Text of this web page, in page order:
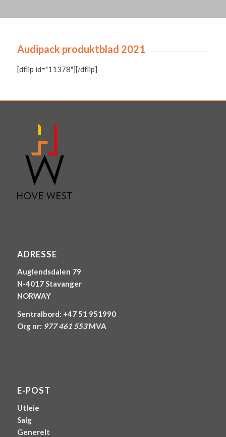
Audipack produktblad 2021
[dflip id="11378"][/dflip]
ADRESSE
Auglendsdalen 79
N-4017 Stavanger
NORWAY
Sentralbord: +47 51 951990
Org nr: 977 461 553MVA
E-POST
Utleie
Salg
Generelt